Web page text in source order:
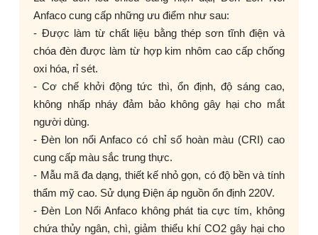
Anfaco cung cấp những ưu điểm như sau:
- Được làm từ chất liệu bằng thép sơn tĩnh điện và
chóa đèn được làm từ hợp kim nhôm cao cấp chống
oxi hóa, rỉ sét.
- Cơ chế khởi động tức thì, ổn định, độ sáng cao,
không nhấp nháy đảm bảo không gây hại cho mắt
người dùng.
- Đèn lon nổi Anfaco có chỉ số hoàn màu (CRI) cao
cung cấp màu sắc trung thực.
- Mẫu mã đa dạng, thiết kế nhỏ gọn, có độ bền và tính
thẩm mỹ cao. Sử dụng Điện áp nguồn ổn định 220V.
- Đèn Lon Nổi Anfaco không phát tia cực tím, không
chứa thủy ngân, chì, giảm thiểu khí CO2 gây hại cho